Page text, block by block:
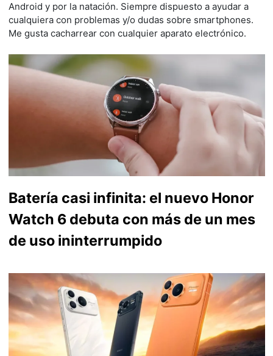
Android y por la natación. Siempre dispuesto a ayudar a
cualquiera con problemas y/o dudas sobre smartphones.
Me gusta cacharrear con cualquier aparato electrónico.
Batería casi infinita: el nuevo Honor
Watch 6 debuta con más de un mes
de uso ininterrumpido